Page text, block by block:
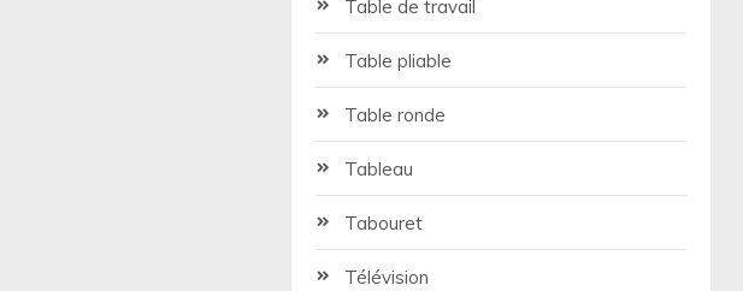
Table de travail
Table pliable
Table ronde
Tableau
Tabouret
Télévision